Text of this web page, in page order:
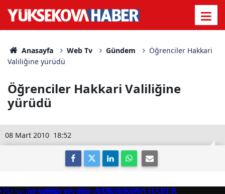
Anasayfa Web Tv Gündem
Öğrenciler Hakkari
Valiliğine yürüdü
Öğrenciler Hakkari Valiliğine
yürüdü
18:52
08 Mart 2010